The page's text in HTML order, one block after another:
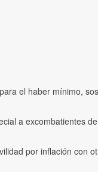
el haber mínimo,
a excombatientes
por inflación con